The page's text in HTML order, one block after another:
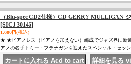
（Blu-spec CD2仕様）CD GERRY MULLIGAN
[SICJ 30146]
1,680円(税込)
★ ★ピアノレス（ピアノを加えない）編成でジャズ界に新
アノの名手トミー・フラナガンを迎えたスペシャル・セッ